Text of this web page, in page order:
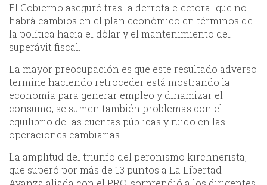
El Gobierno aseguró tras la derrota electoral que no
habrá cambios en el plan económico en términos de
la política hacia el dólar y el mantenimiento del
superávit fiscal.
La mayor preocupación es que este resultado adverso
termine haciendo retroceder está mostrando la
economía para generar empleo y dinamizar el
consumo, se sumen también problemas con el
equilibrio de las cuentas públicas y ruido en las
operaciones cambiarias.
La amplitud del triunfo del peronismo kirchnerista,
que superó por más de 13 puntos a La Libertad